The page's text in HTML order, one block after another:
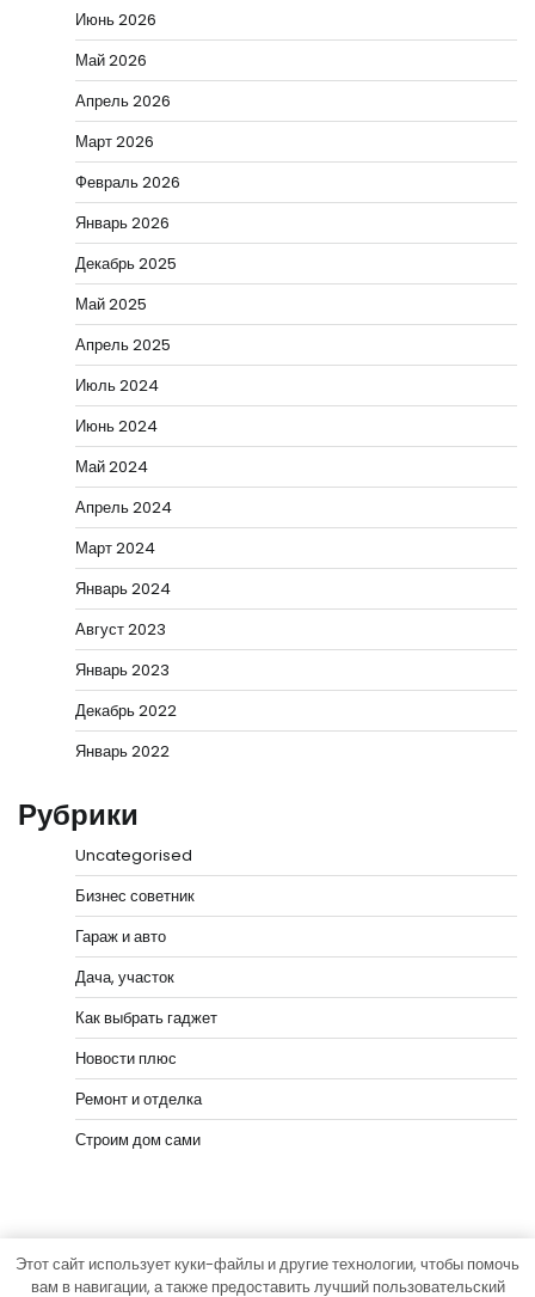
Июнь 2026
Май 2026
Апрель 2026
Март 2026
Февраль 2026
Январь 2026
Декабрь 2025
Май 2025
Апрель 2025
Июль 2024
Июнь 2024
Май 2024
Апрель 2024
Март 2024
Январь 2024
Август 2023
Январь 2023
Декабрь 2022
Январь 2022
Рубрики
Uncategorised
Бизнес советник
Гараж и авто
Дача, участок
Как выбрать гаджет
Новости плюс
Ремонт и отделка
Строим дом сами
Copyright © 2026Мастера РемонтаТема News Bank
Этот сайт использует куки-файлы и другие технологии, чтобы помочь
вам в навигации, а также предоставить лучший пользовательский